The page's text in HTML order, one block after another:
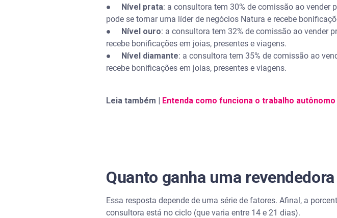
● Nível prata: a consultora tem 30% de comissão ao vender
pode se tornar uma líder de negócios Natura e recebe
● Nível ouro: a consultora tem 32% de comissão ao vender
recebe bonificações em joias, presentes e viagens.
● Nível diamante: a consultora tem 35% de comissão ao
recebe bonificações em joias, presentes e viagens.
Leia também | Entenda como funciona o trabalho autônomo
Quanto ganha uma
Essa resposta depende de uma série de fatores. Afinal, a
consultora está no ciclo (que varia entre 14 e 21 dias).